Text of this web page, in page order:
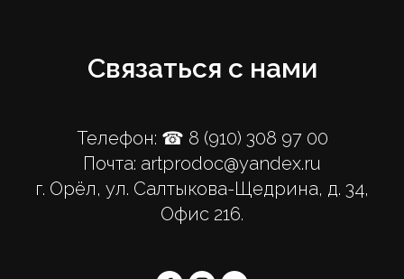
Связаться с нами
Телефон: ☎ 8 (910) 308 97 00
Почта: artprodoc@yandex.ru
г. Орёл, ул. Салтыкова-Щедрина, д. 34,
Офис 216.